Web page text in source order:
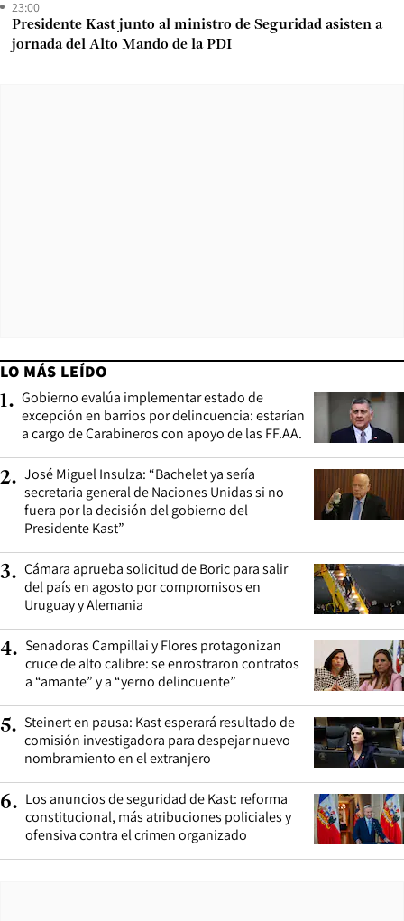
23:00
Presidente Kast junto al ministro de Seguridad asisten a
jornada del Alto Mando de la PDI
LO MÁS LEÍDO
1. Gobierno evalúa implementar estado de
excepción en barrios por delincuencia: estarían
a cargo de Carabineros con apoyo de las FF.AA.
2. José Miguel Insulza: “Bachelet ya sería
secretaria general de Naciones Unidas si no
fuera por la decisión del gobierno del
Presidente Kast”
3. Cámara aprueba solicitud de Boric para salir
del país en agosto por compromisos en
Uruguay y Alemania
4. Senadoras Campillai y Flores protagonizan
cruce de alto calibre: se enrostraron contratos
a “amante” y a “yerno delincuente”
5. Steinert en pausa: Kast esperará resultado de
comisión investigadora para despejar nuevo
nombramiento en el extranjero
6. Los anuncios de seguridad de Kast: reforma
constitucional, más atribuciones policiales y
ofensiva contra el crimen organizado